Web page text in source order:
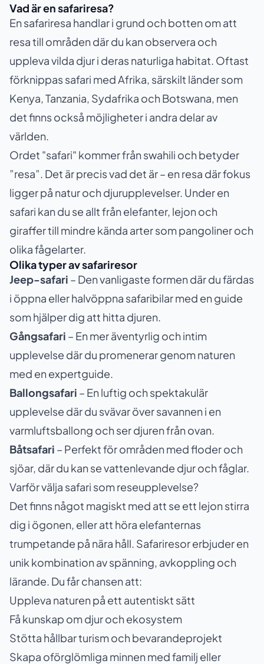
Vad är en safariresa?
En safariresa handlar i grund och botten om att
resa till områden där du kan observera och
uppleva vilda djur i deras naturliga habitat. Oftast
förknippas safari med Afrika, särskilt länder som
Kenya, Tanzania, Sydafrika och Botswana, men
det finns också möjligheter i andra delar av
världen.
Ordet "safari" kommer från swahili och betyder
”resa”. Det är precis vad det är – en resa där fokus
ligger på natur och djurupplevelser. Under en
safari kan du se allt från elefanter, lejon och
giraffer till mindre kända arter som pangoliner och
olika fågelarter.
Olika typer av safariresor
Jeep-safari – Den vanligaste formen där du färdas
i öppna eller halvöppna safaribilar med en guide
som hjälper dig att hitta djuren.
Gångsafari – En mer äventyrlig och intim
upplevelse där du promenerar genom naturen
med en expertguide.
Ballongsafari – En luftig och spektakulär
upplevelse där du svävar över savannen i en
varmluftsballong och ser djuren från ovan.
Båtsafari – Perfekt för områden med floder och
sjöar, där du kan se vattenlevande djur och fåglar.
Varför välja safari som reseupplevelse?
Det finns något magiskt med att se ett lejon stirra
dig i ögonen, eller att höra elefanternas
trumpetande på nära håll. Safariresor erbjuder en
unik kombination av spänning, avkoppling och
lärande. Du får chansen att:
Uppleva naturen på ett autentiskt sätt
Få kunskap om djur och ekosystem
Stötta hållbar turism och bevarandeprojekt
Skapa oförglömliga minnen med familj eller